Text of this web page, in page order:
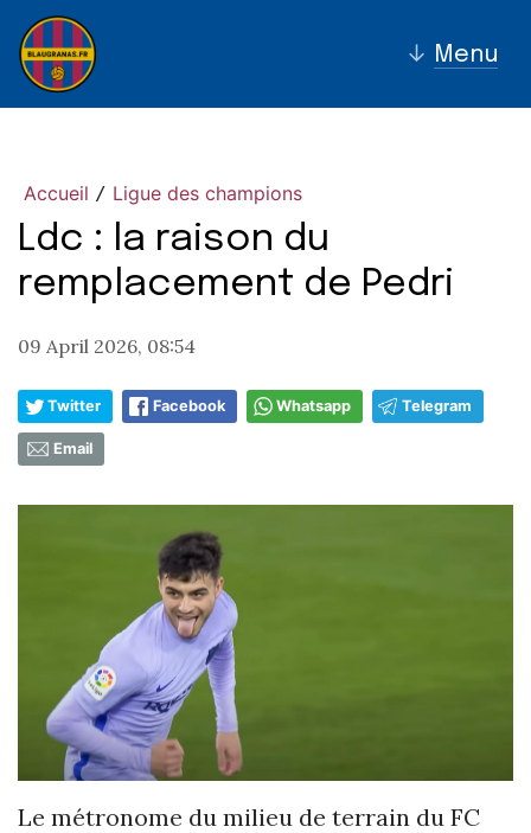
↓ Menu
Accueil / Ligue des champions
Ldc : la raison du
remplacement de Pedri
09 April 2026, 08:54
Twitter Facebook Whatsapp Telegram
Email
Le métronome du milieu de terrain du FC